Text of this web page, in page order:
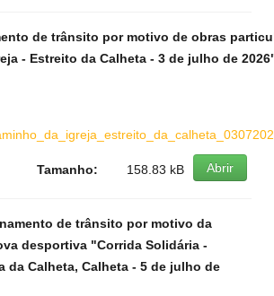
de trânsito por motivo de obras
- Estreito da Calheta - 3 de julho de
Abrir
Tamanho: 158.83 kB
de trânsito por motivo da
desportiva "Corrida Solidária -
da Calheta, Calheta - 5 de julho de